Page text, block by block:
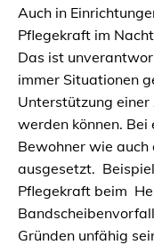
Auch in
Pflegekraft im
Das ist
immer Situationen
Unterstützung
werden können.
Bewohner wie auch
ausgesetzt.
Pflegekraft beim
Gründen unfähig